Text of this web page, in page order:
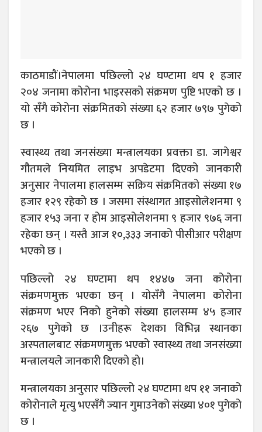
काठमाडौं।नेपालमा पछिल्लो २४ घण्टामा थप १ हजार
२०४ जनामा कोरोना भाइरसको संक्रमण पुष्टि भएको छ ।
यो सँगै कोरोना संक्रमितको संख्या ६२ हजार ७९७ पुगेको
छ ।
स्वास्थ्य तथा जनसंख्या मन्त्रालयका प्रवक्ता डा. जागेश्वर
गौतमले नियमित लाइभ अपडेटमा दिएको जानकारी
अनुसार नेपालमा हालसम्म सक्रिय संक्रमितको संख्या १७
हजार १२९ रहेको छ । जसमा संस्थागत आइसोलेशनमा ९
हजार १५३ जना र होम आइसोलेशनमा ९ हजार ९७६ जना
रहेका छन् । यस्तै आज १०,३३३ जनाको पीसीआर परीक्षण
भएको छ ।
पछिल्लो २४ घण्टामा थप १४४७ जना कोरोना
संक्रमणमुक्त भएका छन् । योसँगै नेपालमा कोरोना
संक्रमण भएर निको हुनेको संख्या हालसम्म ४५ हजार
२६७ पुगेको छ ।उनीहरू देशका विभिन्न स्थानका
अस्पतालबाट संक्रमणमुक्त भएको स्वास्थ्य तथा जनसंख्या
मन्त्रालयले जानकारी दिएको हो।
मन्त्रालयका अनुसार पछिल्लो २४ घण्टामा थप ११ जनाको
कोरोनाले मृत्यु भएसँगै ज्यान गुमाउनेको संख्या ४०१ पुगेको
छ ।